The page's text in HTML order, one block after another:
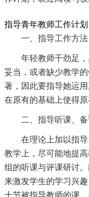
指导青年教师工作计划
一、指导工作方法
年轻教师干劲足
妥当，或者缺少教学
著，因此要指导她运
在原有的基础上使得
二、指导听课、
在理论上加以指
教学上，尽可能地提
组的听课与评课研讨
来激发学生的学习兴